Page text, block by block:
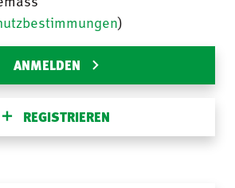
)
ANMELDEN
REGISTRIEREN